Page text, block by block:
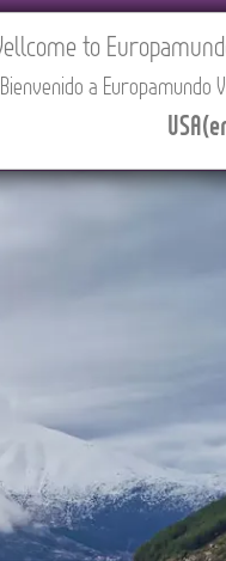
TO BUY FEATURED
Madrid).
to
Bienvenido a